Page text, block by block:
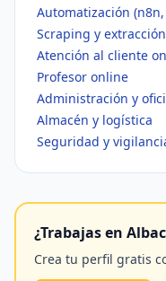
Atención al cliente
Profesor online
Administración y
Almacén y logística
Seguridad y
¿Trabajas en
Crea tu perfil gratis